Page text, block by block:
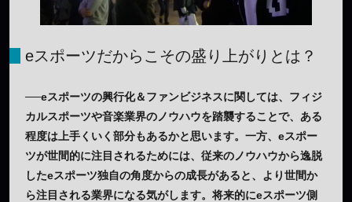
eスポーツだからこその盛り上がりとは？
──eスポーツの興行化＆ファンビジネスに関しては、フィジ
カルスポーツや音楽業界のノウハウを踏襲することで、ある
程度は上手くいく部分もあるかと思います。一方、eスポー
ツが世間的に注目されるためには、従来のノウハウから逸脱
したeスポーツ独自の角度からの成長があると、より世間か
ら注目される業界になる気がします。将来的にeスポーツ側